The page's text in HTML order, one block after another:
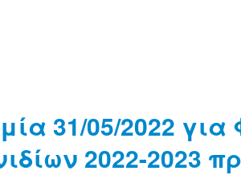
31/05/2022
2022-2023